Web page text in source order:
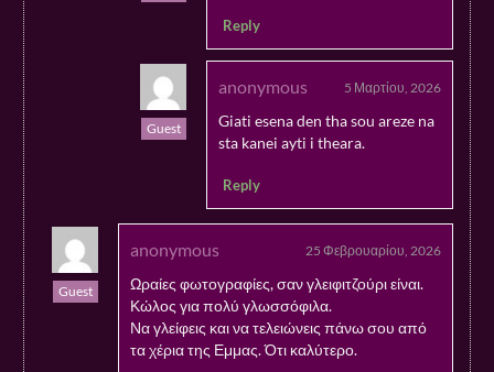
Reply
Guest
anonymous 5 Μαρτίου, 2026
Giati esena den tha sou areze na
sta kanei ayti i theara.
Reply
Guest
anonymous 25 Φεβρουαρίου, 2026
Ωραίες φωτογραφίες, σαν γλειφιτζούρι είναι.
Κώλος για πολύ γλωσσόφιλα.
Να γλείφεις και να τελειώνεις πάνω σου από
τα χέρια της Εμμας. Ότι καλύτερο.